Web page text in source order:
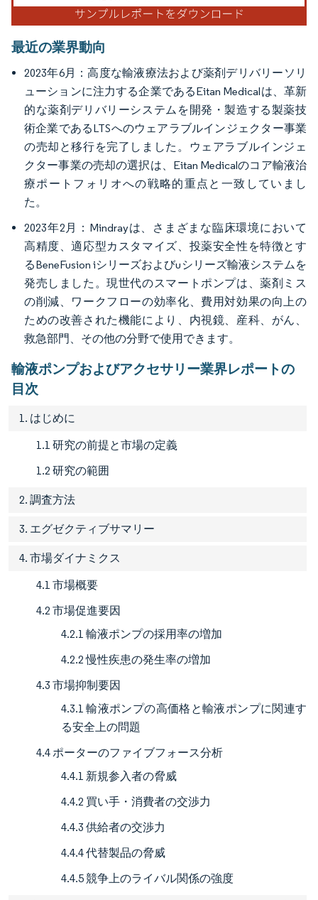
最近の業界動向
2023年6月：高度な輸液療法および薬剤デリバリーソリ
ューションに注力する企業であるEitan Medicalは、革新
的な薬剤デリバリーシステムを開発・製造する製薬技
術企業であるLTSへのウェアラブルインジェクター事業
の売却と移行を完了しました。ウェアラブルインジェ
クター事業の売却の選択は、Eitan Medicalのコア輸液治
療ポートフォリオへの戦略的重点と一致していまし
た。
2023年2月：Mindrayは、さまざまな臨床環境において
高精度、適応型カスタマイズ、投薬安全性を特徴とす
るBeneFusion iシリーズおよびuシリーズ輸液システムを
発売しました。現世代のスマートポンプは、薬剤ミス
の削減、ワークフローの効率化、費用対効果の向上の
ための改善された機能により、内視鏡、産科、がん、
救急部門、その他の分野で使用できます。
輸液ポンプおよびアクセサリー業界レポートの
目次
1. はじめに
1.1 研究の前提と市場の定義
1.2 研究の範囲
2. 調査方法
3. エグゼクティブサマリー
4. 市場ダイナミクス
4.1 市場概要
4.2 市場促進要因
4.2.1 輸液ポンプの採用率の増加
4.2.2 慢性疾患の発生率の増加
4.3 市場抑制要因
4.3.1 輸液ポンプの高価格と輸液ポンプに関連す
る安全上の問題
4.4 ポーターのファイブフォース分析
4.4.1 新規参入者の脅威
4.4.2 買い手・消費者の交渉力
4.4.3 供給者の交渉力
4.4.4 代替製品の脅威
4.4.5 競争上のライバル関係の強度